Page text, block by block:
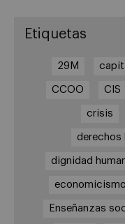
Etiquetas
29M
CCOO CIS
crisis
derechos
dignidad
economicismo
Enseñanzas